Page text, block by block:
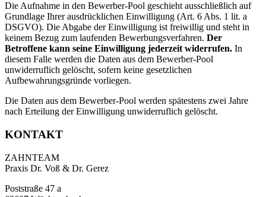
Die Aufnahme in den Bewerber-Pool geschieht ausschließlich auf
Grundlage Ihrer ausdrücklichen Einwilligung (Art. 6 Abs. 1 lit. a
DSGVO). Die Abgabe der Einwilligung ist freiwillig und steht in
keinem Bezug zum laufenden Bewerbungsverfahren. Der
Betroffene kann seine Einwilligung jederzeit widerrufen. In
diesem Falle werden die Daten aus dem Bewerber-Pool
unwiderruflich gelöscht, sofern keine gesetzlichen
Aufbewahrungsgründe vorliegen.
Die Daten aus dem Bewerber-Pool werden spätestens zwei Jahre
nach Erteilung der Einwilligung unwiderruflich gelöscht.
KONTAKT
ZAHNTEAM
Praxis Dr. Voß & Dr. Gerez
Poststraße 47 a